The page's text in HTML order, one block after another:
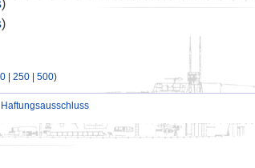
)
)
|250 |500)
Haftungsausschluss